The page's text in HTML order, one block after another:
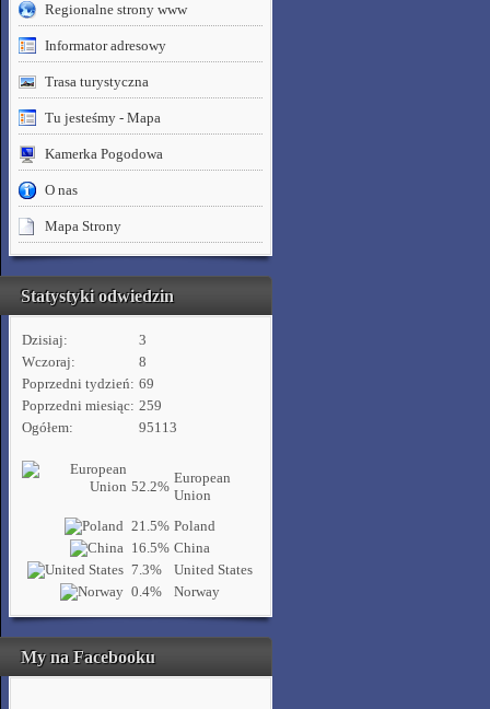
Regionalne strony www
Informator adresowy
Trasa turystyczna
Tu jesteśmy - Mapa
Kamerka Pogodowa
O nas
Mapa Strony
Statystyki odwiedzin
Dzisiaj:
3
Wczoraj:
8
Poprzedni tydzień: 69
Poprzedni miesiąc: 259
Ogółem:
95113
52.2%
European
Union
21.5% Poland
16.5% China
7.3%
United States
0.4%
Norway
My na Facebooku